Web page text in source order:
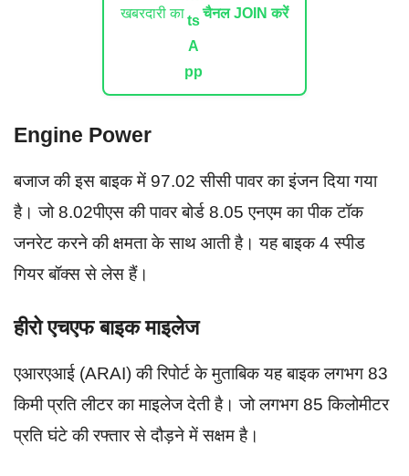
खबरदारी का चैनल JOIN करें
Engine Power
बजाज की इस बाइक में 97.02 सीसी पावर का इंजन दिया गया
है। जो 8.02पीएस की पावर बोर्ड 8.05 एनएम का पीक टॉक
जनरेट करने की क्षमता के साथ आती है। यह बाइक 4 स्पीड
गियर बॉक्स से लेस हैं।
हीरो एचएफ बाइक माइलेज
एआरएआई (ARAI) की रिपोर्ट के मुताबिक यह बाइक लगभग 83
किमी प्रति लीटर का माइलेज देती है। जो लगभग 85 किलोमीटर
प्रति घंटे की रफ्तार से दौड़ने में सक्षम है।